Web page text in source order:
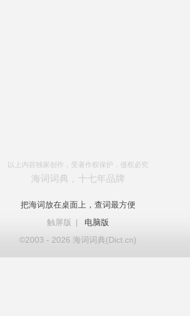
以上内容独家创作，受著作权保护，侵权必究
海词词典，十七年品牌
把海词放在桌面上，查词最方便
触屏版
|
电脑版
©2003 - 2026 海词词典(Dict.cn)